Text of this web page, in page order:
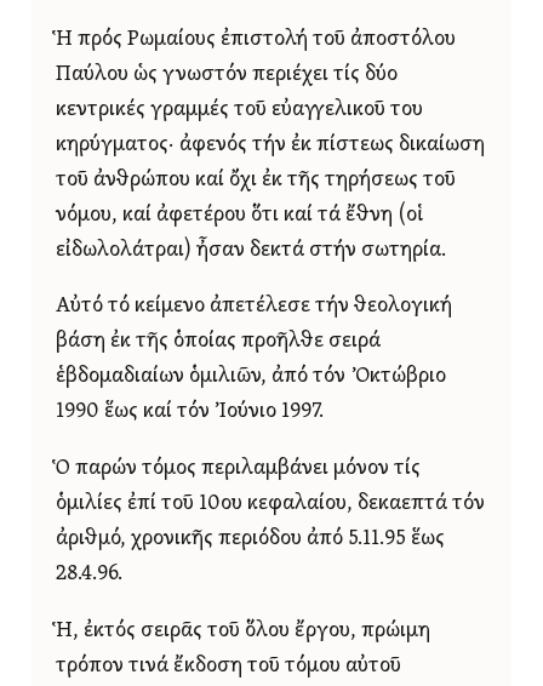
Ἡ πρός Ρωμαίους ἐπιστολή τοῦ ἀποστόλου
Παύλου ὡς γνωστόν περιέχει τίς δύο
κεντρικές γραμμές τοῦ εὐαγγελικοῦ του
κηρύγματος· ἀφενός τήν ἐκ πίστεως δικαίωση
τοῦ ἀνθρώπου καί ὄχι ἐκ τῆς τηρήσεως τοῦ
νόμου, καί ἀφετέρου ὅτι καί τά ἔθνη (οἱ
εἰδωλολάτραι) ἦσαν δεκτά στήν σωτηρία.
Αὐτό τό κείμενο ἀπετέλεσε τήν θεολογική
βάση ἐκ τῆς ὁποίας προῆλθε σειρά
ἑβδομαδιαίων ὁμιλιῶν, ἀπό τόν Ὀκτώβριο
1990 ἕως καί τόν Ἰούνιο 1997.
Ὁ παρών τόμος περιλαμβάνει μόνον τίς
ὁμιλίες ἐπί τοῦ 10ου κεφαλαίου, δεκαεπτά τόν
ἀριθμό, χρονικῆς περιόδου ἀπό 5.11.95 ἕως
28.4.96.
Ἡ, ἐκτός σειρᾶς τοῦ ὅλου ἔργου, πρώιμη
τρόπον τινά ἔκδοση τοῦ τόμου αὐτοῦ